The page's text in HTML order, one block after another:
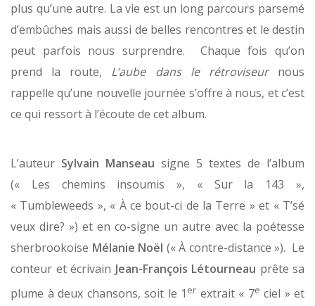
plus qu’une autre. La vie est un long parcours parsemé
d’embûches mais aussi de belles rencontres et le destin
peut parfois nous surprendre. Chaque fois qu’on
prend la route, L’aube dans le rétroviseurnous
rappelle qu’une nouvelle journée s’offre à nous, et c’est
ce qui ressort à l’écoute de cet album.
L’auteur Sylvain Manseau signe 5 textes de l’album
(« Les chemins insoumis », « Sur la 143 »,
« Tumbleweeds », « À ce bout-ci de la Terre » et « T’sé
veux dire? ») et en co-signe un autre avec la poétesse
sherbrookoise Mélanie Noël (« À contre-distance »). Le
conteur et écrivain Jean-François Létourneau prête sa
plume à deux chansons, soit le 1 er extrait « 7e ciel » et